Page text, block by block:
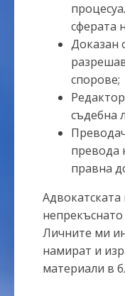
сферата
Доказан
спорове;
съдебна
превода
правна
Адвокатската
Личните ми
намират и
материали в